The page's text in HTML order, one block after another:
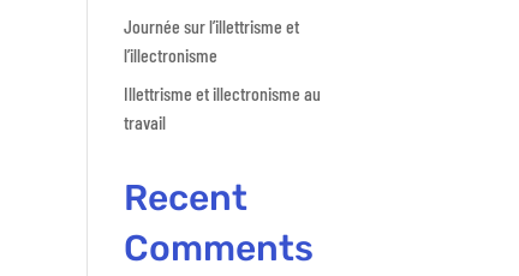
Journée sur l’illettrisme et
l’illectronisme
Illettrisme et illectronisme au
travail
Recent
Comments